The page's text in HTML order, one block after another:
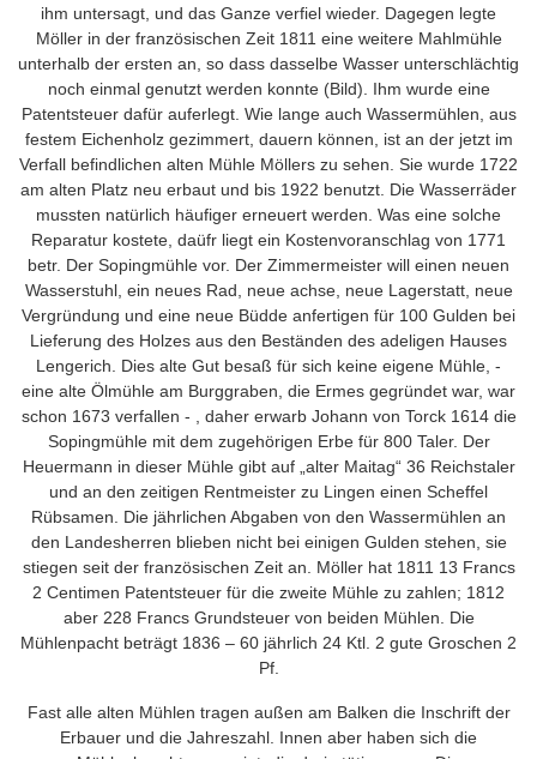
ihm untersagt, und das Ganze verfiel wieder. Dagegen legte
Möller in der französischen Zeit 1811 eine weitere Mahlmühle
unterhalb der ersten an, so dass dasselbe Wasser unterschlächtig
noch einmal genutzt werden konnte (Bild). Ihm wurde eine
Patentsteuer dafür auferlegt. Wie lange auch Wassermühlen, aus
festem Eichenholz gezimmert, dauern können, ist an der jetzt im
Verfall befindlichen alten Mühle Möllers zu sehen. Sie wurde 1722
am alten Platz neu erbaut und bis 1922 benutzt. Die Wasserräder
mussten natürlich häufiger erneuert werden. Was eine solche
Reparatur kostete, daüfr liegt ein Kostenvoranschlag von 1771
betr. Der Sopingmühle vor. Der Zimmermeister will einen neuen
Wasserstuhl, ein neues Rad, neue achse, neue Lagerstatt, neue
Vergründung und eine neue Büdde anfertigen für 100 Gulden bei
Lieferung des Holzes aus den Beständen des adeligen Hauses
Lengerich. Dies alte Gut besaß für sich keine eigene Mühle, -
eine alte Ölmühle am Burggraben, die Ermes gegründet war, war
schon 1673 verfallen - , daher erwarb Johann von Torck 1614 die
Sopingmühle mit dem zugehörigen Erbe für 800 Taler. Der
Heuermann in dieser Mühle gibt auf „alter Maitag“ 36 Reichstaler
und an den zeitigen Rentmeister zu Lingen einen Scheffel
Rübsamen. Die jährlichen Abgaben von den Wassermühlen an
den Landesherren blieben nicht bei einigen Gulden stehen, sie
stiegen seit der französischen Zeit an. Möller hat 1811 13 Francs
2 Centimen Patentsteuer für die zweite Mühle zu zahlen; 1812
aber 228 Francs Grundsteuer von beiden Mühlen. Die
Mühlenpacht beträgt 1836 – 60 jährlich 24 Ktl. 2 gute Groschen 2
Pf.
Fast alle alten Mühlen tragen außen am Balken die Inschrift der
Erbauer und die Jahreszahl. Innen aber haben sich die